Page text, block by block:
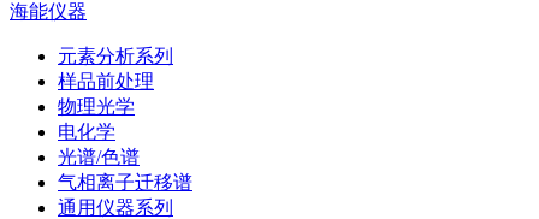
海能仪器
元素分析系列
样品前处理
物理光学
电化学
光谱/色谱
气相离子迁移谱
通用仪器系列